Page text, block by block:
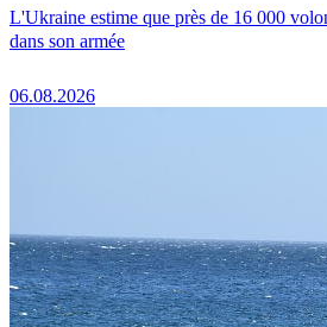
L'Ukraine estime que près de 16 000
dans son armée
06.08.2026